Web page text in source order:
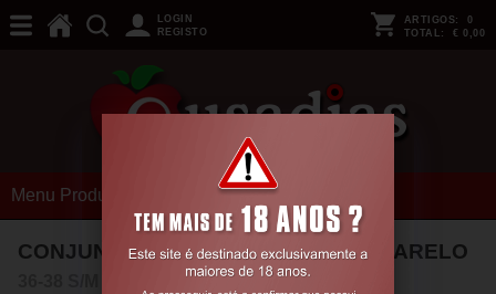
LOGIN
REGISTO
ARTIGOS: 0
TOTAL: € 0,00
Menu Produtos
CONJUNTO NEONIA OBSESSIVE AMARELO